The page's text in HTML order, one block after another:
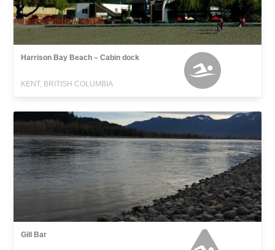
Harrison Bay Beach – Cabin dock
KENT, BRITISH COLUMBIA
Gill Bar